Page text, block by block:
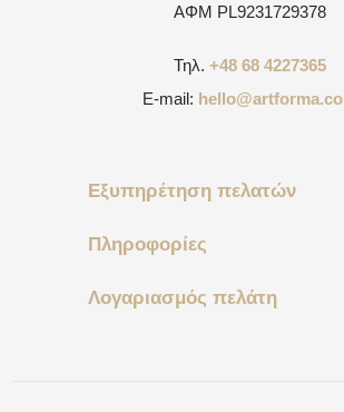
ΑΦΜ PL9231729378
Τηλ. +48 68 4227365
E-mail:
Εξυπηρέτηση πελατών
Πληροφορίες
Λογαριασμός πελάτη